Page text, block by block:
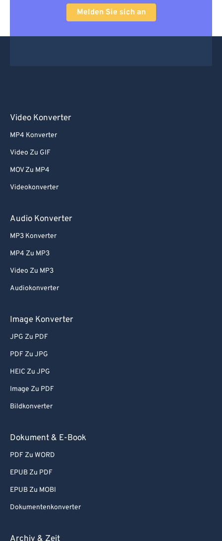
Melden Sie sich an
Video Konverter
MP4 Konverter
Video Zu GIF
MOV Zu MP4
Videokonverter
Audio Konverter
MP3 Konverter
MP4 Zu MP3
Video Zu MP3
Audiokonverter
Image Konverter
JPG Zu PDF
PDF Zu JPG
HEIC Zu JPG
Image Zu PDF
Bildkonverter
Dokument & E-Book
PDF Zu WORD
EPUB Zu PDF
EPUB Zu MOBI
Dokumentenkonverter